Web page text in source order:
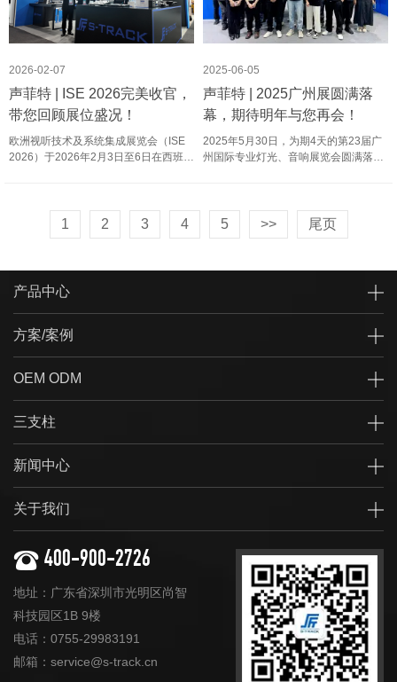
2026-02-07
声菲特 | ISE 2026完美收官，
带您回顾展位盛况！
欧洲视听技术及系统集成展览会（ISE
2026）于2026年2月3日至6日在西班牙
听技术在商业应用中的最新成果……
2025-06-05
声菲特 | 2025广州展圆满落
幕，期待明年与您再会！
2025年5月30日，为期4天的第23届广
州国际专业灯光、音响展览会圆满落下
https://www.s-track.cn/wp-content/……
1 2 3 4 5 >> 尾页
产品中心
方案/案例
OEM ODM
三支柱
新闻中心
关于我们
400-900-2726
地址：广东省深圳市光明区尚智
科技园区1B 9楼
电话：0755-29983191
邮箱：service@s-track.cn